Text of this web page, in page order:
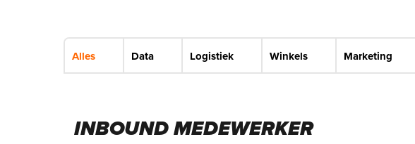
Alles Data Logistiek Winkels Marketing
INBOUND MEDEWERKER